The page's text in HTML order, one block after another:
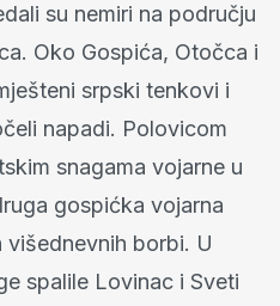
su nemiri na području
Oko Gospića, Otočca i
srpski tenkovi i
napadi. Polovicom
snagama vojarne u
gospićka vojarna
višednevnih borbi. U
spalile Lovinac i Sveti